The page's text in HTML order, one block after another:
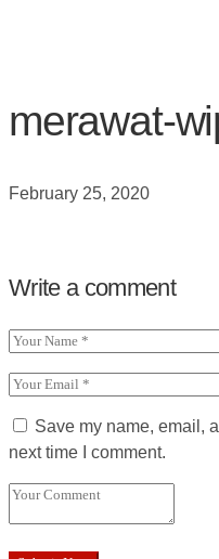
merawat-
February 25, 2020
Write a comment
Save my name, email,
next time I comment.